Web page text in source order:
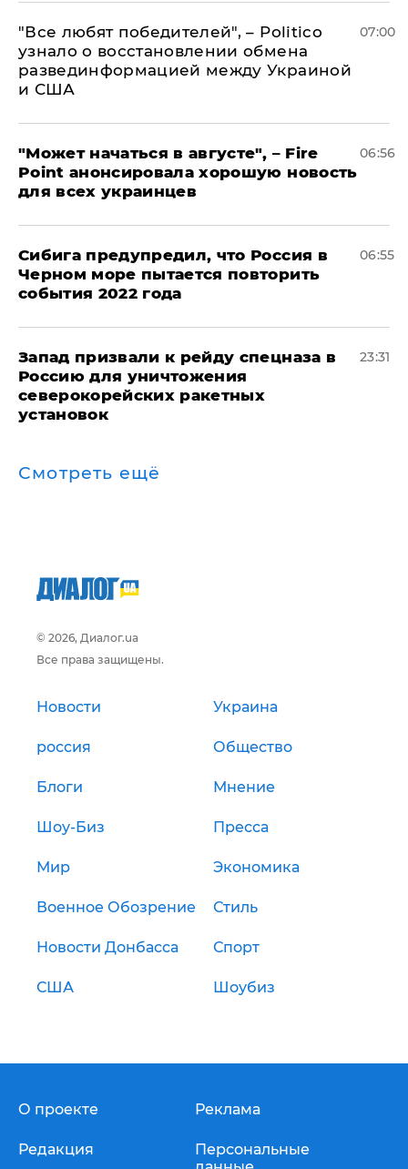
​"Все любят победителей", – Politico
узнало о восстановлении обмена
развединформацией между Украиной
и США
07:00
"Может начаться в августе", – Fire
Point анонсировала хорошую новость
для всех украинцев
06:56
Сибига предупредил, что Россия в
Черном море пытается повторить
события 2022 года
06:55
Запад призвали к рейду спецназа в
Россию для уничтожения
северокорейских ракетных
установок
23:31
Смотреть ещё
© 2026, Диалог.ua
Все права защищены.
Новости Украина
россия Общество
Блоги Мнение
Шоу-Биз Пресса
Мир Экономика
Военное Обозрение Стиль
Новости Донбасса Спорт
США Шоубиз
О проекте
Редакция
Реклама
Персональные